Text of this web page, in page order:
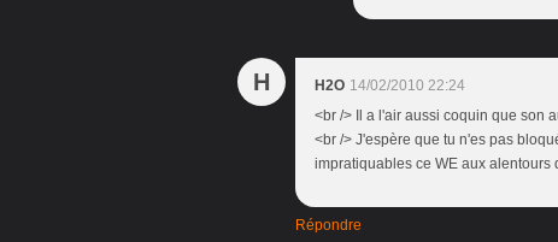
H H2O 14/02/2010 22:24
<br /> Il a l'air aussi coquin que son
<br /> J'espère que tu n'es pas
impratiquables ce WE aux alentours
Répondre